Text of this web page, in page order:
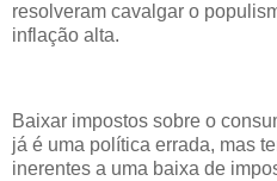
resolveram cavalgar o
inflação alta.
Baixar impostos sobre o
já é uma política errada, mas
inerentes a uma baixa de